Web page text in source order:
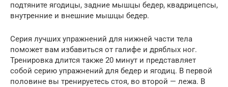
подтяните ягодицы, задние мышцы бедер, квадрицепсы,
внутренние и внешние мышцы бедер.
Серия лучших упражнений для нижней части тела
поможет вам избавиться от галифе и дряблых ног.
Тренировка длится также 20 минут и представляет
собой серию упражнений для бедер и ягодиц. В первой
половине вы тренируетесь стоя, во второй — лежа. В